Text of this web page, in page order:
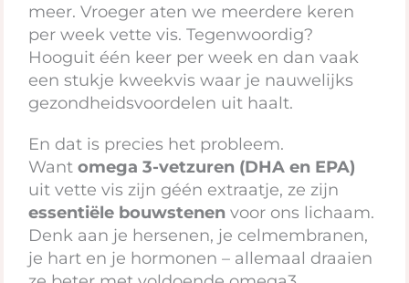
meer. Vroeger aten we meerdere keren
per week vette vis. Tegenwoordig?
Hooguit één keer per week en dan vaak
een stukje kweekvis waar je nauwelijks
gezondheidsvoordelen uit haalt.
En dat is precies het probleem.
Want omega 3-vetzuren (DHA en EPA)
uit vette vis zijn géén extraatje, ze zijn
essentiële bouwstenenvoor ons lichaam.
Denk aan je hersenen, je celmembranen,
je hart en je hormonen – allemaal draaien